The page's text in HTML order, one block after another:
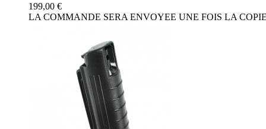
199,00 €
LA COMMANDE SERA ENVOYEE UNE FOIS LA